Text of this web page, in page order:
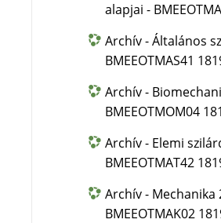
alapjai -
Archív - Általános
BMEEOTMAS41
Archív -
BMEEOTMOM04
Archív - Elemi
BMEEOTMAT42
Archív - Mechanika
BMEEOTMAK02